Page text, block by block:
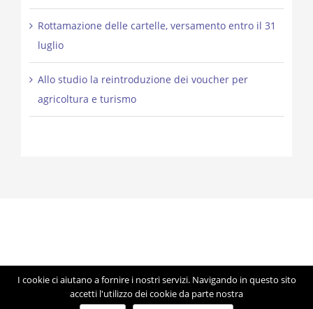
Rottamazione delle cartelle, versamento entro il 31
luglio
Allo studio la reintroduzione dei voucher per
agricoltura e turismo
© Copyright 2012 -2026 | Studio Lorigiola | STELE | P.IVA
04041350283 | Made with ♥ byArtmosferausing WordPress
I cookie ci aiutano a fornire i nostri servizi. Navigando in questo sito
accetti l'utilizzo dei cookie da parte nostra